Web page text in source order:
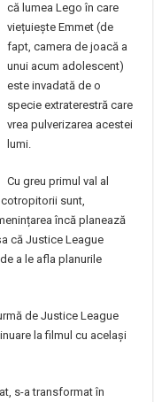
că lumea Lego în care
viețuiește Emmet (de
fapt, camera de joacă a
unui acum adolescent)
este invadată de o
specie extraterestră care
vrea pulverizarea acestei
lumi.
Cu greu primul val al
sunt,
încă planează
că Justice League
a le afla planurile
de Justice League
la filmul cu același
s-a transformat în